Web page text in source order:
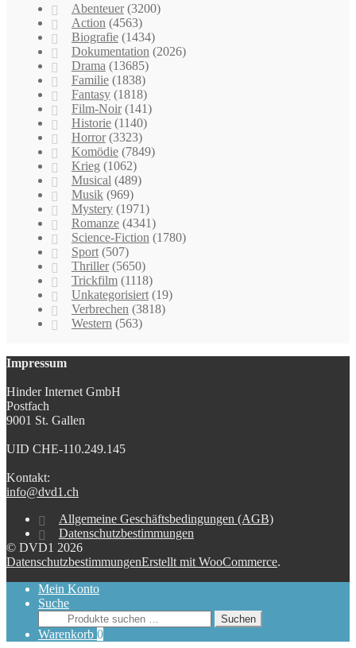
Abenteuer (3200)
Action (4563)
Biografie (1434)
Dokumentation (2026)
Drama (13685)
Familie (1838)
Fantasy (1818)
Film-Noir (141)
Historie (1140)
Horror (3323)
Komödie (7849)
Krieg (1062)
Musical (489)
Musik (969)
Mystery (1971)
Romanze (4341)
Science-Fiction (1780)
Sport (507)
Thriller (5650)
Trickfilm (1118)
Unkategorisiert (19)
Verbrechen (3818)
Western (563)
Impressum
Hinder Internet GmbH
Postfach
9001 St. Gallen
UID CHE-110.249.145
Kontakt:
info@dvd1.ch
Allgemeine Geschäftsbedingungen (AGB)
Datenschutzbestimmungen
© DVD1 2026
DatenschutzbestimmungenErstellt mit WooCommerce.
Mein Konto
Suche
Suchen
nach:
Suchen
Warenkorb 0